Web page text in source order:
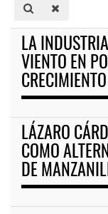
del
LA
VIENTO EN
CRECIMIENTO
LÁZARO
COMO
DE